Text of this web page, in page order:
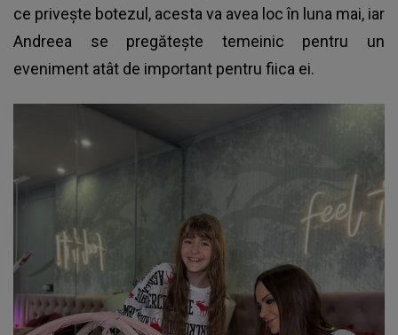
ce privește botezul, acesta va avea loc în luna mai, iar
Andreea se pregătește temeinic pentru un
eveniment atât de important pentru fiica ei.